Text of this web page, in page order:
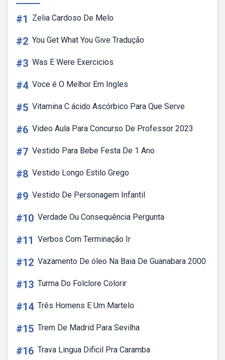
#1 Zelia Cardoso De Melo
#2 You Get What You Give Tradução
#3 Was E Were Exercicios
#4 Voce é O Melhor Em Ingles
#5 Vitamina C ácido Ascórbico Para Que Serve
#6 Video Aula Para Concurso De Professor 2023
#7 Vestido Para Bebe Festa De 1 Ano
#8 Vestido Longo Estilo Grego
#9 Vestido De Personagem Infantil
#10 Verdade Ou Consequência Pergunta
#11 Verbos Com Terminação Ir
#12 Vazamento De óleo Na Baia De Guanabara 2000
#13 Turma Do Folclore Colorir
#14 Três Homens E Um Martelo
#15 Trem De Madrid Para Sevilha
#16 Trava Lingua Dificil Pra Caramba